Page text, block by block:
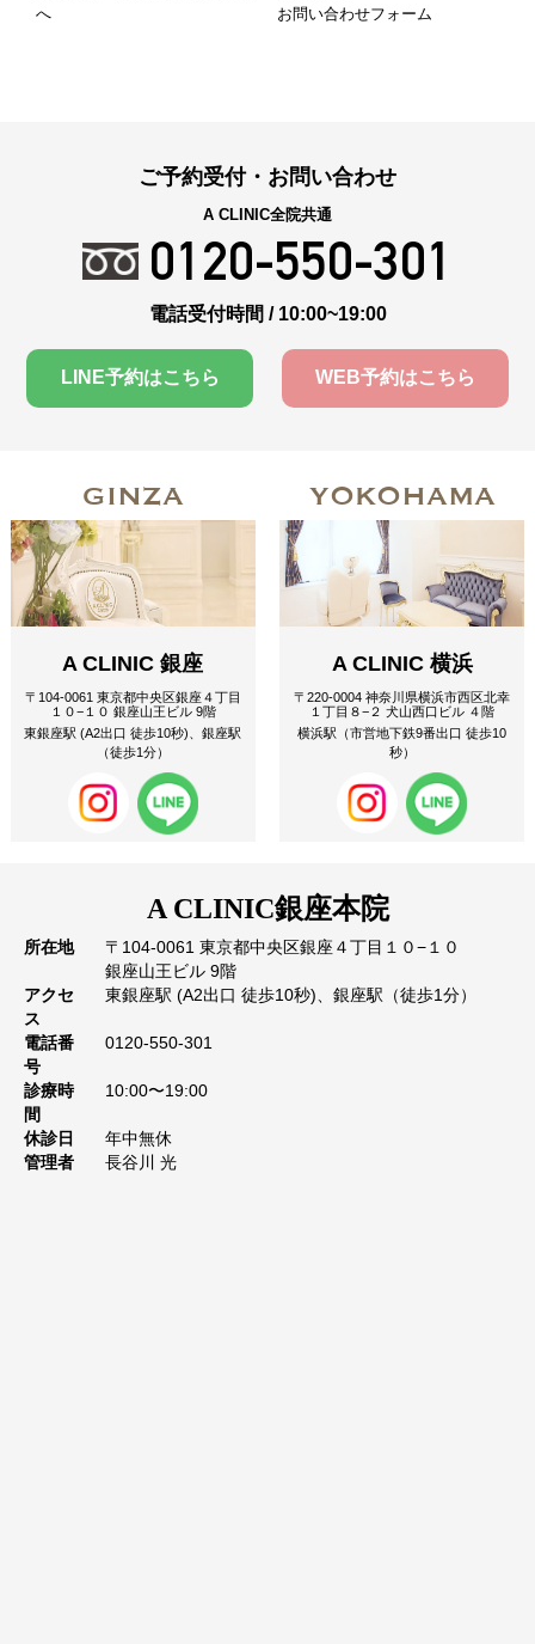
へ
お問い合わせフォーム
ご予約受付・お問い合わせ
A CLINIC全院共通
0120-550-301
電話受付時間 / 10:00~19:00
LINE予約はこちら WEB予約はこちら
GINZA
A CLINIC 銀座
〒104-0061 東京都中央区銀座４丁目
１０−１０ 銀座山王ビル 9階
東銀座駅 (A2出口 徒歩10秒)、銀座駅
（徒歩1分）
YOKOHAMA
A CLINIC 横浜
〒220-0004 神奈川県横浜市西区北幸
１丁目８−２ 犬山西口ビル ４階
横浜駅（市営地下鉄9番出口 徒歩10
秒）
A CLINIC銀座本院
所在地
〒104-0061 東京都中央区銀座４丁目１０−１０
銀座山王ビル 9階
アクセ
ス
東銀座駅 (A2出口 徒歩10秒)、銀座駅（徒歩1分）
電話番
号
0120-550-301
診療時
間
10:00〜19:00
休診日
年中無休
管理者
長谷川 光